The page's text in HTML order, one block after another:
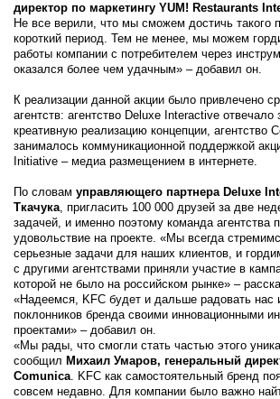
директор по маркетингу YUM! Restaurants
Не все верили, что мы сможем достичь такого
короткий период. Тем не менее, мы можем
работы компании с потребителем через
оказался более чем удачным» – добавил он.
К реализации данной акции было привлечено
агентств: агентство Deluxe Interactive отвечало
креативную реализацию концепции, агентство
занималось коммуникационной поддержкой
Initiative – медиа размещением в интернете.
По словам управляющего партнера Deluxe
Ткачука, пригласить 100 000 друзей за две
задачей, и именно поэтому команда агентства
удовольствие на проекте. «Мы всегда
серьезные задачи для наших клиентов, и
с другими агентствами приняли участие в
которой не было на российском рынке» –
«Надеемся, KFC будет и дальше радовать нас
поклонников бренда своими инновационными
проектами» – добавил он.
«Мы рады, что смогли стать частью этого
сообщил Михаил Умаров, генеральный
Comunica. KFC как самостоятельный бренд
совсем недавно. Для компании было важно